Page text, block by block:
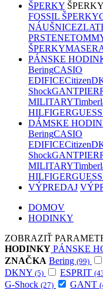
ŠPERKY ŠPERKY
FOSSIL ŠPERKY
NÁUŠNICE
PRSTENE
ŠPERKY
PÁNSKE
BeringCASIO
EDIFICECitizen
ShockGANT
MILITARY
HILFIGERGUESS
DÁMSKE
BeringCASIO
EDIFICECitizen
ShockGANT
MILITARY
HILFIGERGUESS
VÝPREDAJ
DOMOV
HODINKY
ZOBRAZIŤ
HODINKY PÁNSKE
ZNAČKA Bering (99)
DKNY (5) ESPRIT
G-Shock (27) GANT